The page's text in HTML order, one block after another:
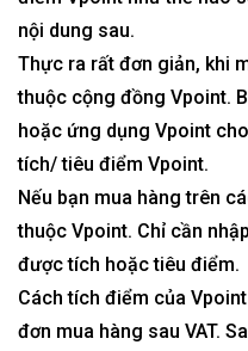
nội dung sau.
Thực ra rất đơn giản, khi
thuộc cộng đồng Vpoint.
hoặc ứng dụng Vpoint
tích/ tiêu điểm Vpoint.
Nếu bạn mua hàng trên
thuộc Vpoint. Chỉ cần
được tích hoặc tiêu điểm.
Cách tích điểm của
đơn mua hàng sau VAT.